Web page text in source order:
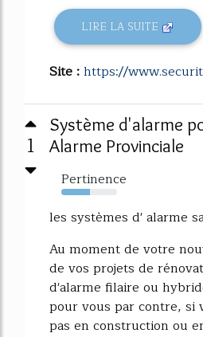
LIRE LA SUITE
Site :https://
1
Système d'alarme
Alarme Provinciale
Pertinence
52%
les systèmes d' alarme
Au moment de votre
de vos projets de
d'alarme filaire ou
pour vous par contre, si
pas en construction ou